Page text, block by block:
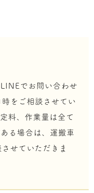
でお問い合わせ
をご相談させてい
料、作業量は全て
る場合は、運搬車
せていただきま